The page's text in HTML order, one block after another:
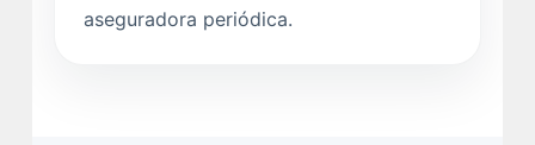
aseguradora periódica.